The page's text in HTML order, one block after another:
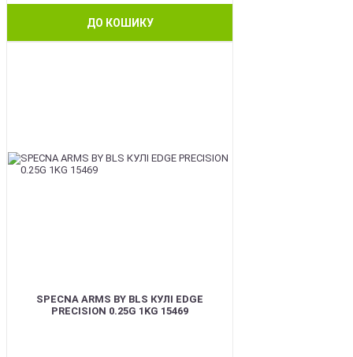
ДО КОШИКУ
SPECNA ARMS BY BLS КУЛІ EDGE
PRECISION 0.25G 1KG 15469